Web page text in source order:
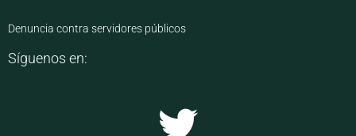
Denuncia contra servidores públicos
Síguenos en: